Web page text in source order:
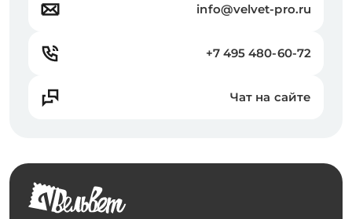
info@velvet-pro.ru
+7 495 480-60-72
Чат на сайте